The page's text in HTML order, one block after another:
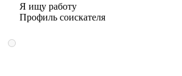
Я ищу работу
Профиль соискателя